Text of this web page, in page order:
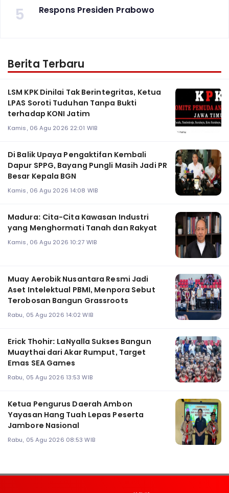
5 Respons Presiden Prabowo
Berita Terbaru
LSM KPK Dinilai Tak Berintegritas, Ketua
LPAS Soroti Tuduhan Tanpa Bukti
terhadap KONI Jatim
Kamis, 06 Agu 2026 22:01 WIB
Di Balik Upaya Pengaktifan Kembali
Dapur SPPG, Bayang Pungli Masih Jadi PR
Besar Kepala BGN
Kamis, 06 Agu 2026 14:08 WIB
Madura: Cita-Cita Kawasan Industri
yang Menghormati Tanah dan Rakyat
Kamis, 06 Agu 2026 10:27 WIB
Muay Aerobik Nusantara Resmi Jadi
Aset Intelektual PBMI, Menpora Sebut
Terobosan Bangun Grassroots
Rabu, 05 Agu 2026 14:02 WIB
Erick Thohir: LaNyalla Sukses Bangun
Muaythai dari Akar Rumput, Target
Emas SEA Games
Rabu, 05 Agu 2026 13:53 WIB
Ketua Pengurus Daerah Ambon
Yayasan Hang Tuah Lepas Peserta
Jambore Nasional
Rabu, 05 Agu 2026 08:53 WIB